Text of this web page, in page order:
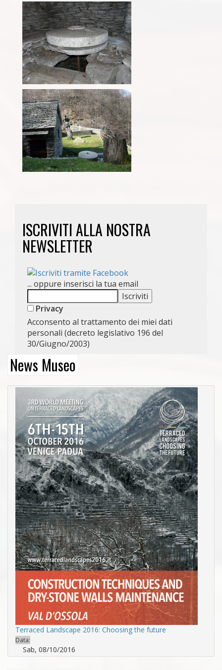
ISCRIVITI ALLA NOSTRA
NEWSLETTER
... oppure inserisci la tua email
Privacy
Acconsento al trattamento dei miei dati
personali (decreto legislativo 196 del
30/Giugno/2003)
News Museo
Terraced Landscape 2016: Choosing the future
Data:
Sab, 08/10/2016